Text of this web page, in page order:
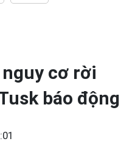
cơ rời
báo động